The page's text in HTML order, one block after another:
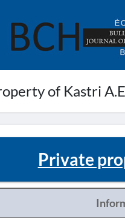
of Kastri
Private